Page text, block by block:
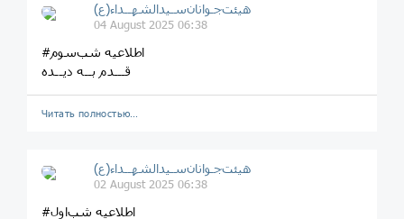
هیئت‌جـوانان‌سـیدالشهــداء(ع)
04 August 2025 06:38
#اطلاعیه شب‌سوم
قـــدم بــه دیــده
Читать полностью…
هیئت‌جـوانان‌سـیدالشهــداء(ع)
02 August 2025 06:38
#اطلاعیه شب‌اول